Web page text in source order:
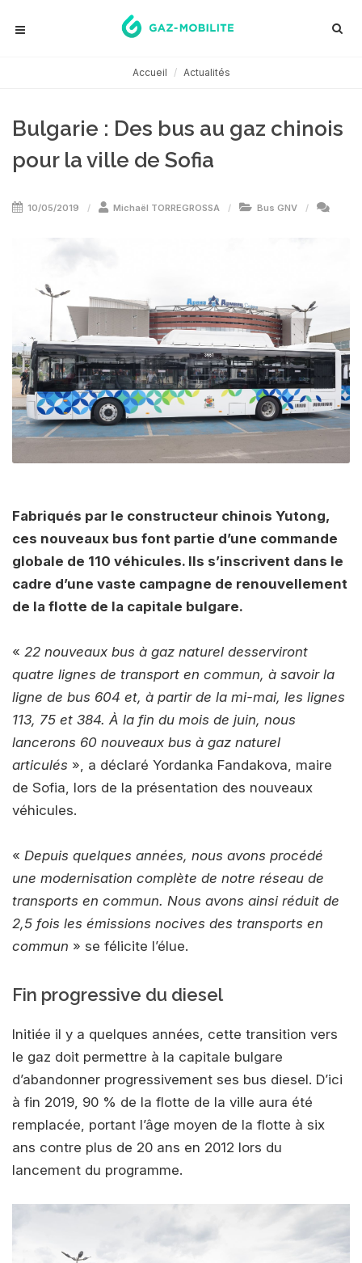
Accueil Actualités
Bulgarie : Des bus au gaz chinois
pour la ville de Sofia
10/05/2019 Michaël TORREGROSSA Bus GNV
Fabriqués par le constructeur chinois Yutong,
ces nouveaux bus font partie d’une commande
globale de 110 véhicules. Ils s’inscrivent dans le
cadre d’une vaste campagne de renouvellement
de la flotte de la capitale bulgare.
« 22 nouveaux bus à gaz naturel desserviront
quatre lignes de transport en commun, à savoir la
ligne de bus 604 et, à partir de la mi-mai, les lignes
113, 75 et 384. À la fin du mois de juin, nous
lancerons 60 nouveaux bus à gaz naturel
articulés », a déclaré Yordanka Fandakova, maire
de Sofia, lors de la présentation des nouveaux
véhicules.
« Depuis quelques années, nous avons procédé
une modernisation complète de notre réseau de
transports en commun. Nous avons ainsi réduit de
2,5 fois les émissions nocives des transports en
commun » se félicite l’élue.
Fin progressive du diesel
Initiée il y a quelques années, cette transition vers
le gaz doit permettre à la capitale bulgare
d’abandonner progressivement ses bus diesel. D’ici
à fin 2019, 90 % de la flotte de la ville aura été
remplacée, portant l’âge moyen de la flotte à six
ans contre plus de 20 ans en 2012 lors du
lancement du programme.